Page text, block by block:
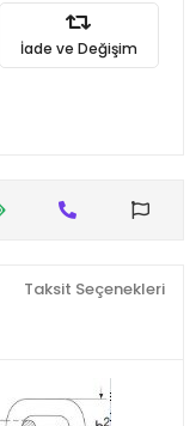
İade ve Değişim
Taksit Seçenekleri